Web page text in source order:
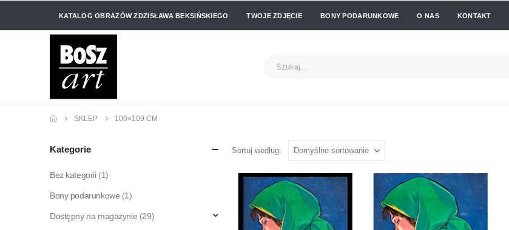
KATALOG OBRAZÓW ZDZISŁAWA BEKSIŃSKIEGO TWOJE ZDJĘCIE BONY PODARUNKOWE O NAS KONTAKT
SKLEP 100×109 CM
Sortuj według:
Kategorie
Bez kategorii (1)
Bony podarunkowe (1)
Dostępny na magazynie (29)